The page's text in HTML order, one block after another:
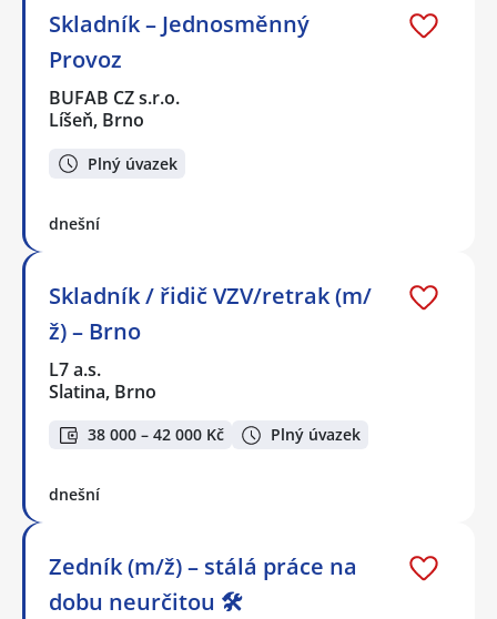
Skladník – Jednosměnný
Provoz
BUFAB CZ s.r.o.
Líšeň, Brno
Plný úvazek
dnešní
Skladník / řidič VZV/retrak (m/
ž) – Brno
L7 a.s.
Slatina, Brno
38 000 – 42 000 Kč Plný úvazek
dnešní
Zedník (m/ž) – stálá práce na
dobu neurčitou 🛠️